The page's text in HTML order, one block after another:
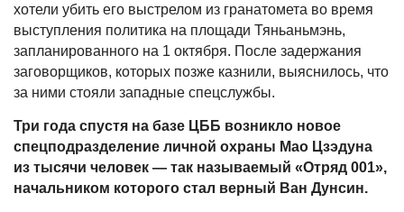
хотели убить его выстрелом из гранатомета во время
выступления политика на площади Тяньаньмэнь,
запланированного на 1 октября. После задержания
заговорщиков, которых позже казнили, выяснилось, что
за ними стояли западные спецслужбы.
Три года спустя на базе ЦББ возникло новое
спецподразделение личной охраны Мао Цзэдуна
из тысячи человек — так называемый «Отряд 001»,
начальником которого стал верный Ван Дунсин.